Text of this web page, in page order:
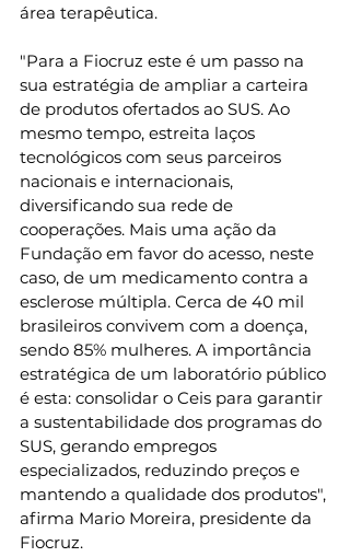
área terapêutica.
"Para a Fiocruz este é um passo na
sua estratégia de ampliar a carteira
de produtos ofertados ao SUS. Ao
mesmo tempo, estreita laços
tecnológicos com seus parceiros
nacionais e internacionais,
diversificando sua rede de
cooperações. Mais uma ação da
Fundação em favor do acesso, neste
caso, de um medicamento contra a
esclerose múltipla. Cerca de 40 mil
brasileiros convivem com a doença,
sendo 85% mulheres. A importância
estratégica de um laboratório público
é esta: consolidar o Ceis para garantir
a sustentabilidade dos programas do
SUS, gerando empregos
especializados, reduzindo preços e
mantendo a qualidade dos produtos",
afirma Mario Moreira, presidente da
Fiocruz.